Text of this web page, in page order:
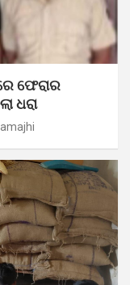
ଫେରାର
ଧରା